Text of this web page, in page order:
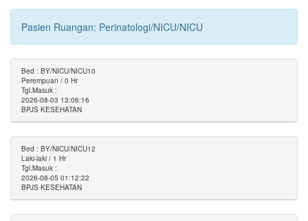
Pasien Ruangan: Perinatologi/NICU/NICU
Bed : BY/NICU/NICU10
Perempuan / 0 Hr
Tgl.Masuk :
2026-08-03 13:06:16
BPJS KESEHATAN
Bed : BY/NICU/NICU12
Laki-laki / 1 Hr
Tgl.Masuk :
2026-08-05 01:12:22
BPJS KESEHATAN